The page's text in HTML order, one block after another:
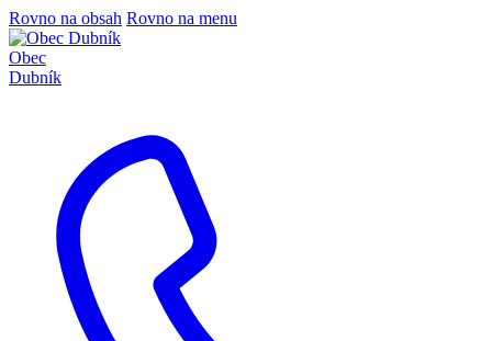
Rovno na obsah Rovno na menu
Obec
Dubník